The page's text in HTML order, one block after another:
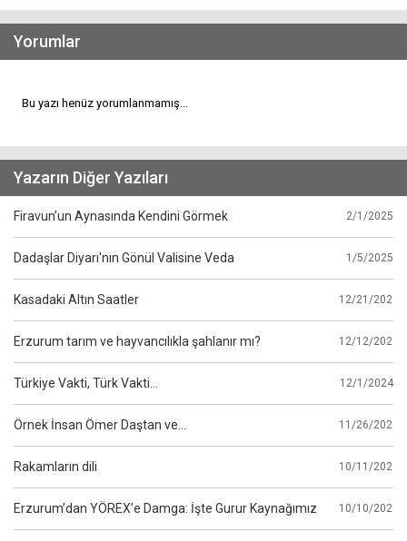
Yorumlar
Bu yazı henüz yorumlanmamış...
Yazarın Diğer Yazıları
Firavun’un Aynasında Kendini Görmek 2/1/2025
Dadaşlar Diyarı'nın Gönül Valisine Veda 1/5/2025
Kasadaki Altın Saatler 12/21/2024
Erzurum tarım ve hayvancılıkla şahlanır mı? 12/12/2024
Türkiye Vakti, Türk Vakti… 12/1/2024
Örnek İnsan Ömer Daştan ve… 11/26/2024
Rakamların dili 10/11/2024
Erzurum’dan YÖREX’e Damga: İşte Gurur Kaynağımız 10/10/2024